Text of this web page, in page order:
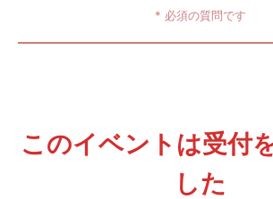
* 必須の質問です
このイベントは受付
した